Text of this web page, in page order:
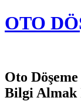
OTO
Oto
Bilgi Almak